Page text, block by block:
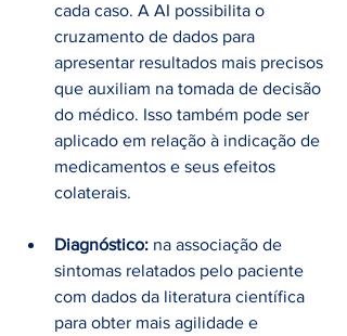
cada caso. A AI possibilita o
cruzamento de dados para
apresentar resultados mais precisos
que auxiliam na tomada de decisão
do médico. Isso também pode ser
aplicado em relação à indicação de
medicamentos e seus efeitos
colaterais.
Diagnóstico: na associação de
sintomas relatados pelo paciente
com dados da literatura científica
para obter mais agilidade e